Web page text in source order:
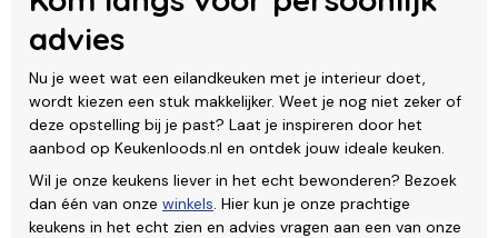
advies
Nu je weet wat een eilandkeuken met je interieur doet,
wordt kiezen een stuk makkelijker. Weet je nog niet zeker of
deze opstelling bij je past? Laat je inspireren door het
aanbod op Keukenloods.nl en ontdek jouw ideale keuken.
Wil je onze keukens liever in het echt bewonderen? Bezoek
dan één van onze winkels. Hier kun je onze prachtige
keukens in het echt zien en advies vragen aan een van onze